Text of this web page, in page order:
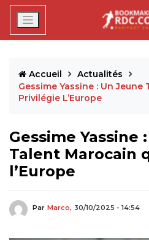
Accueil
Actualités
Gessime Yassine : Un
Privilégie L’Europe
Gessime Yassine
Talent Marocain
l’Europe
Par Marco, 30/10/2025 - 14:54